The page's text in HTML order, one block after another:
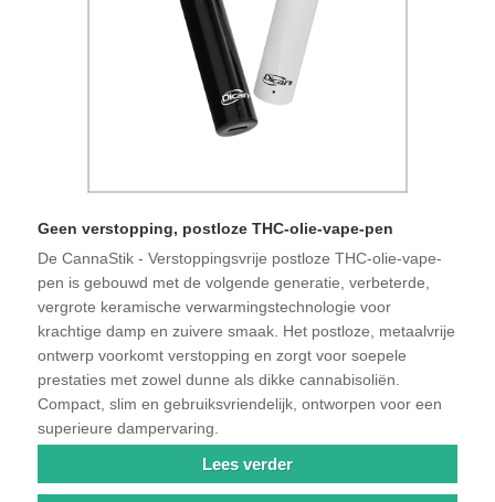
Geen verstopping, postloze THC-olie-vape-pen
De CannaStik - Verstoppingsvrije postloze THC-olie-vape-
pen is gebouwd met de volgende generatie, verbeterde,
vergrote keramische verwarmingstechnologie voor
krachtige damp en zuivere smaak. Het postloze, metaalvrije
ontwerp voorkomt verstopping en zorgt voor soepele
prestaties met zowel dunne als dikke cannabisoliën.
Compact, slim en gebruiksvriendelijk, ontworpen voor een
superieure dampervaring.
Lees verder